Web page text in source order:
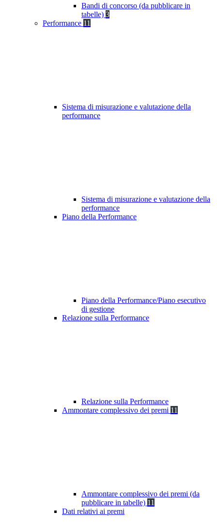
Bandi di concorso (da pubblicare in
tabelle) 3
Performance 11
Sistema di misurazione e valutazione della
performance
Sistema di misurazione e valutazione della
performance
Piano della Performance
Piano della Performance/Piano esecutivo
di gestione
Relazione sulla Performance
Relazione sulla Performance
Ammontare complessivo dei premi 11
Ammontare complessivo dei premi (da
pubblicare in tabelle) 11
Dati relativi ai premi